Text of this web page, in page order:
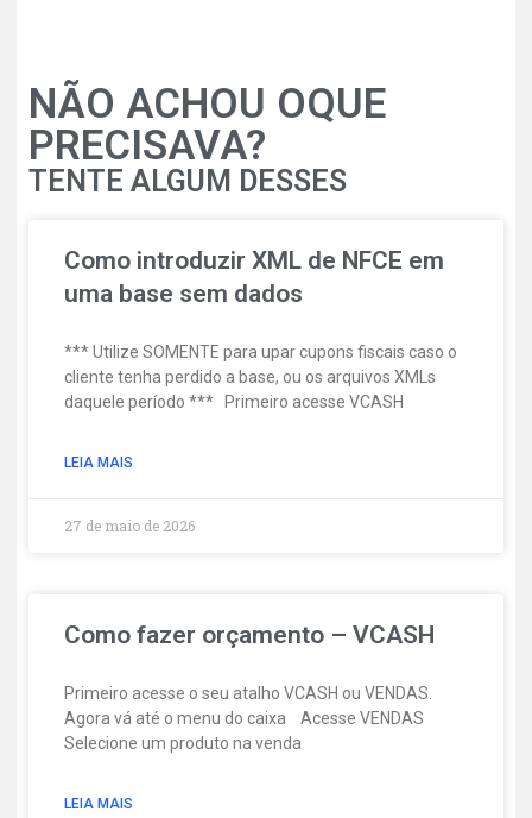
NÃO ACHOU OQUE
PRECISAVA?
TENTE ALGUM DESSES
Como introduzir XML de NFCE em
uma base sem dados
*** Utilize SOMENTE para upar cupons fiscais caso o
cliente tenha perdido a base, ou os arquivos XMLs
daquele período *** Primeiro acesse VCASH
LEIA MAIS
27 de maio de 2026
Como fazer orçamento – VCASH
Primeiro acesse o seu atalho VCASH ou VENDAS.
Agora vá até o menu do caixa Acesse VENDAS
Selecione um produto na venda
LEIA MAIS